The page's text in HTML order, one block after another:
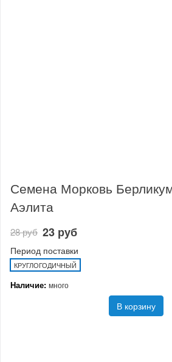
Семена Морковь
Аэлита
28 руб 23 руб
Период поставки
КРУГЛОГОДИЧНЫЙ
Наличие: много
В корзину